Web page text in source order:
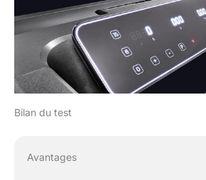
Bilan du test
Avantages